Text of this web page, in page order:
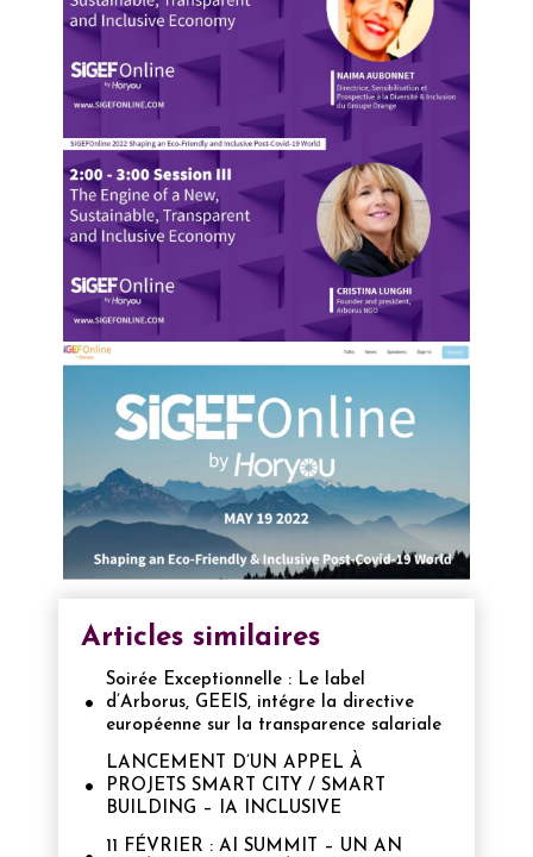
Articles similaires
Soirée Exceptionnelle : Le label
d’Arborus, GEEIS, intégre la directive
européenne sur la transparence salariale
LANCEMENT D’UN APPEL À
PROJETS SMART CITY / SMART
BUILDING – IA INCLUSIVE
11 FÉVRIER : AI SUMMIT – UN AN